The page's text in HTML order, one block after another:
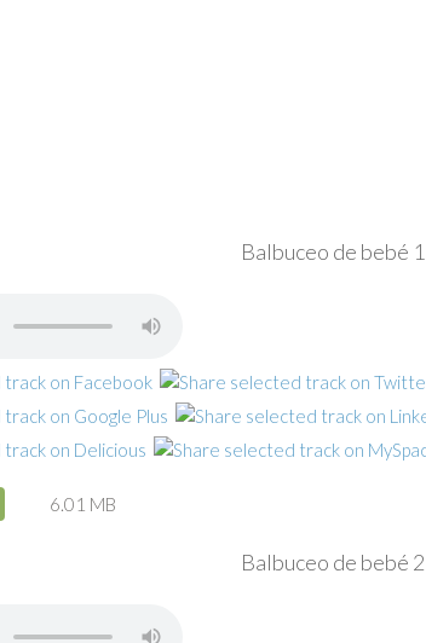
Balbuceo de bebé 1
6.01 MB
Balbuceo de bebé 2